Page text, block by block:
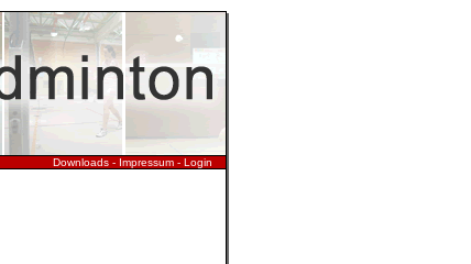
Downloads - Impressum - Login